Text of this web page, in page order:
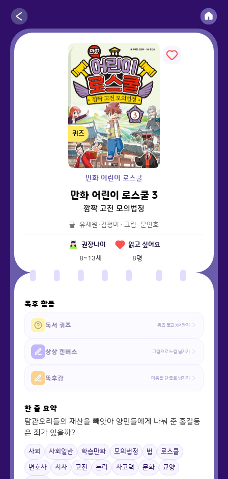
퀴즈
만화 어린이 로스쿨
만화 어린이 로스쿨 3
깜짝 고전 모의법정
글 유재원·김정미 · 그림 문인호
권장나이
8~13세
읽고 싶어요
8명
독후 활동
독서 퀴즈 퀴즈 풀고 XP 받기
상상 캔버스 그림으로 느낌 남기기
똑후감 마음을 한 줄로 남기기
한 줄 요약
탐관오리들의 재산을 빼앗아 양민들에게 나눠 준 홍길동
은 죄가 있을까?
사회 사회일반 학습만화 모의법정 법 로스쿨
변호사 시사 고전 논리 사고력 문화 교양